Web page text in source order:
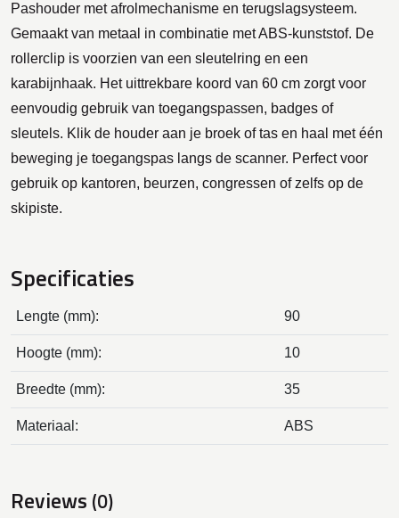
Pashouder met afrolmechanisme en terugslagsysteem.
Gemaakt van metaal in combinatie met ABS-kunststof. De
rollerclip is voorzien van een sleutelring en een
karabijnhaak. Het uittrekbare koord van 60 cm zorgt voor
eenvoudig gebruik van toegangspassen, badges of
sleutels. Klik de houder aan je broek of tas en haal met één
beweging je toegangspas langs de scanner. Perfect voor
gebruik op kantoren, beurzen, congressen of zelfs op de
skipiste.
Specificaties
Lengte (mm): 90
Hoogte (mm): 10
Breedte (mm): 35
Materiaal: ABS
Reviews (0)